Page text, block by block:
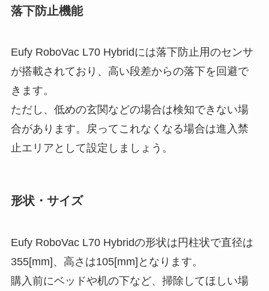
落下防止機能
Eufy RoboVac L70 Hybridには落下防止用のセンサ
が搭載されており、高い段差からの落下を回避で
きます。
ただし、低めの玄関などの場合は検知できない場
合があります。戻ってこれなくなる場合は進入禁
止エリアとして設定しましょう。
形状・サイズ
Eufy RoboVac L70 Hybridの形状は円柱状で直径は
355[mm]、高さは105[mm]となります。
購入前にベッドや机の下など、掃除してほしい場